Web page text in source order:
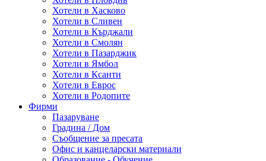
Хотели в Хасково
Хотели в Сливен
Хотели в Кърджали
Хотели в Смолян
Хотели в Пазарджик
Хотели в Ямбол
Хотели в Ксанти
Хотели в Еврос
Хотели в Родопите
Фирми
Пазаруване
Градина / Дом
Съобщение за пресата
Офис и канцеларски материали